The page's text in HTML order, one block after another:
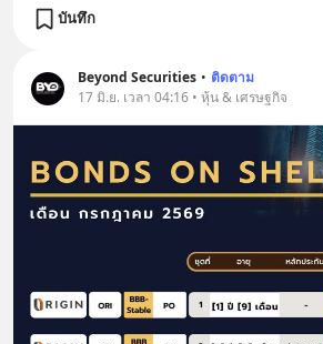
บันทึก
Beyond Securities • ติดตาม
17 มิ.ย. เวลา 04:16 • หุ้น & เศรษฐกิจ